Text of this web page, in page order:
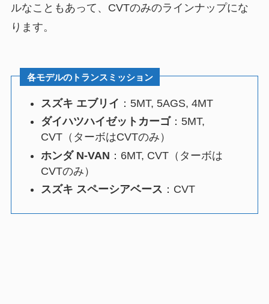
ルなこともあって、CVTのみのラインナップにな
ります。
各モデルのトランスミッション
スズキ エブリイ ：5MT, 5AGS, 4MT
ダイハツハイゼットカーゴ：5MT,
CVT（ターボはCVTのみ）
ホンダ N-VAN ：6MT, CVT（ターボは
CVTのみ）
スズキ スペーシアベース ：CVT